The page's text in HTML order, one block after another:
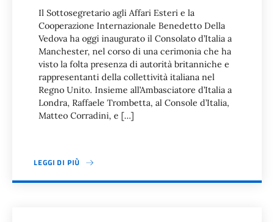
Il Sottosegretario agli Affari Esteri e la
Cooperazione Internazionale Benedetto Della
Vedova ha oggi inaugurato il Consolato d’Italia a
Manchester, nel corso di una cerimonia che ha
visto la folta presenza di autorità britanniche e
rappresentanti della collettività italiana nel
Regno Unito. Insieme all’Ambasciatore d’Italia a
Londra, Raffaele Trombetta, al Console d’Italia,
Matteo Corradini, e […]
LEGGI DI PIÙ